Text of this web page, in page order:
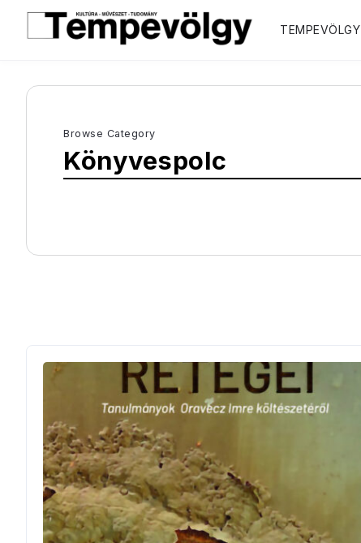
TEMPEVÖLGY
Browse Category
Könyvespolc